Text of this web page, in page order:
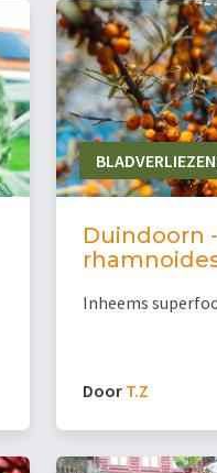
Duindoorn
Inheems
Door T.Z